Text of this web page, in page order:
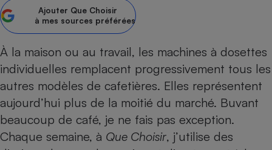
Ajouter Que Choisir
à mes sources préférées
À la maison ou au travail, les machines à dosettes
individuelles remplacent progressivement tous les
autres modèles de cafetières. Elles représentent
aujourd’hui plus de la moitié du marché. Buvant
beaucoup de café, je ne fais pas exception.
Chaque semaine, à Que Choisir, j’utilise des
Assurance emprunteur
Banque
Matelas
Mutuelle